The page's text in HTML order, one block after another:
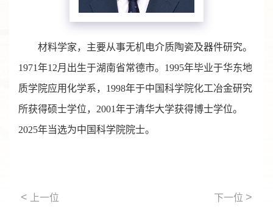
材料学家，主要从事无机电介质陶瓷及器件研究。
1971年12月出生于湖南省常德市。1995年毕业于华东地
质学院应用化学系，1998年于中国科学院化工冶金研究
所获得硕士学位，2001年于清华大学获得博士学位。
2025年当选为中国科学院院士。
< 上一位 下一位 >